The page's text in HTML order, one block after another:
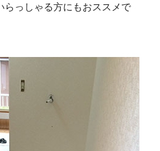
らっしゃる方にもおススメで